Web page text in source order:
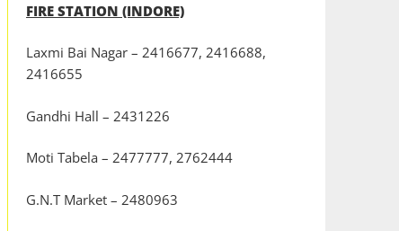
FIRE STATION (INDORE)
Laxmi Bai Nagar – 2416677, 2416688,
2416655
Gandhi Hall – 2431226
Moti Tabela – 2477777, 2762444
G.N.T Market – 2480963